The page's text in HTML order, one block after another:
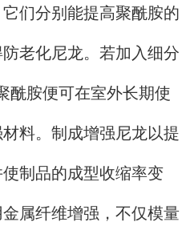
们分别能提高聚酰胺的
老化尼龙。若加入细分
酰胺便可在室外长期使
料。制成增强尼龙以提
制品的成型收缩率变
属纤维增强，不仅模量